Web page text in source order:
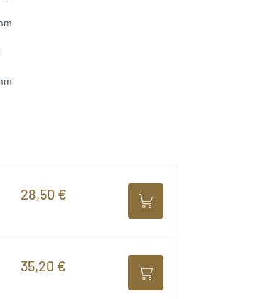
28,50 €
35,20 €